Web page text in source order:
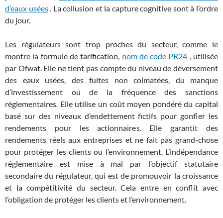
d’eaux usées. La collusion et la capture cognitive sont à l’ordre
du jour.
Les régulateurs sont trop proches du secteur, comme le
montre la formule de tarification, nom de code PR24 , utilisée
par Ofwat. Elle ne tient pas compte du niveau de déversement
des eaux usées, des fuites non colmatées, du manque
d’investissement ou de la fréquence des sanctions
réglementaires. Elle utilise un coût moyen pondéré du capital
basé sur des niveaux d’endettement fictifs pour gonfler les
rendements pour les actionnaires. Elle garantit des
rendements réels aux entreprises et ne fait pas grand-chose
pour protéger les clients ou l’environnement. L’indépendance
réglementaire est mise à mal par l’objectif statutaire
secondaire du régulateur, qui est de promouvoir la croissance
et la compétitivité du secteur. Cela entre en conflit avec
l’obligation de protéger les clients et l’environnement.